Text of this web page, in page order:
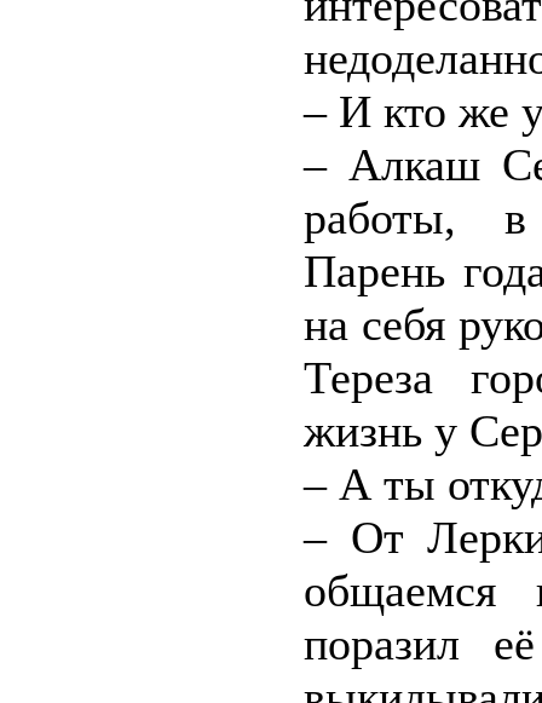
– И кто же
– Алкаш
работы, в
Парень
на себя
Тереза
жизнь у
– А ты
– От
общаемся
поразил